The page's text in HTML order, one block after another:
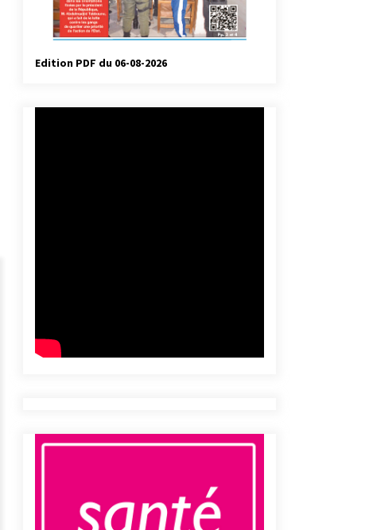
amazighe
3 semaines ago
Edition PDF du 06-08-2026